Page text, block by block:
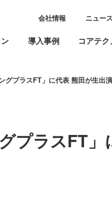
導入事例 コアテ
会社情報 ニュー
グプラスFT」に代表 熊田が生出
プラスFT」